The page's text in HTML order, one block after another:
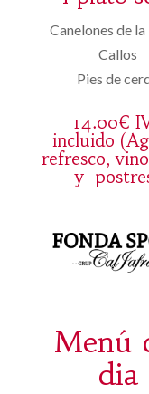
Canelones de la
Callos
Pies de
14.00€
incluido
refresco,
y
Menú
dia